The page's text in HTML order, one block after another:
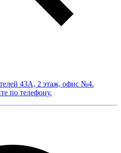
43А, 2 этаж, офис №4.
по телефону.